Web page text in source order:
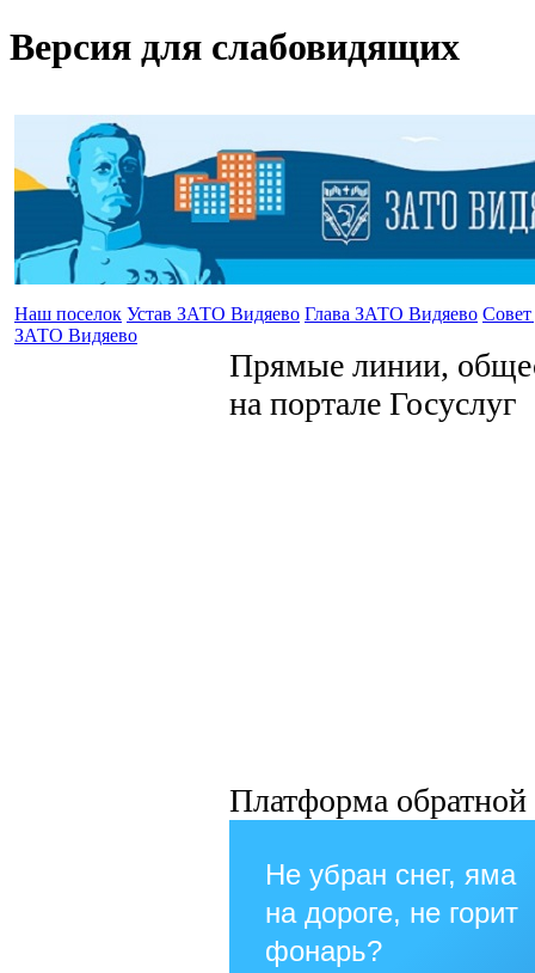
Версия для слабовидящих
Наш поселок Устав ЗАТО Видяево Глава ЗАТО Видяево
ЗАТО Видяево
Прямые линии,
на портале Госуслуг
Платформа обратной
Не убран снег, яма
на дороге, не горит
фонарь?